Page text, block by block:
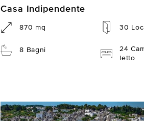
Casa Indipendente
870 mq 30
8 Bagni
24
letto